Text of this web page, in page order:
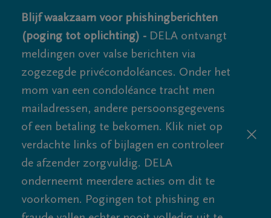
Blijf waakzaam voor phishingberichten
(poging tot oplichting) - DELA ontvangt
meldingen over valse berichten via
zogezegde privécondoléances. Onder het
mom van een condoléance tracht men
mailadressen, andere persoonsgegevens
of een betaling te bekomen. Klik niet op
verdachte links of bijlagen en controleer
de afzender zorgvuldig. DELA
onderneemt meerdere acties om dit te
voorkomen. Pogingen tot phishing en